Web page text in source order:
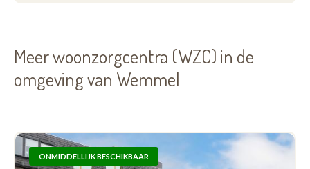
Meer woonzorgcentra (WZC) in de
omgeving van Wemmel
ONMIDDELLIJK BESCHIKBAAR